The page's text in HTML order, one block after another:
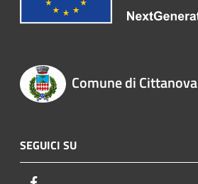
Comune di Cittanova
SEGUICI SU